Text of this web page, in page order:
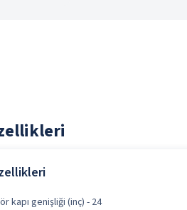
kapı genişliği (inç) - 24